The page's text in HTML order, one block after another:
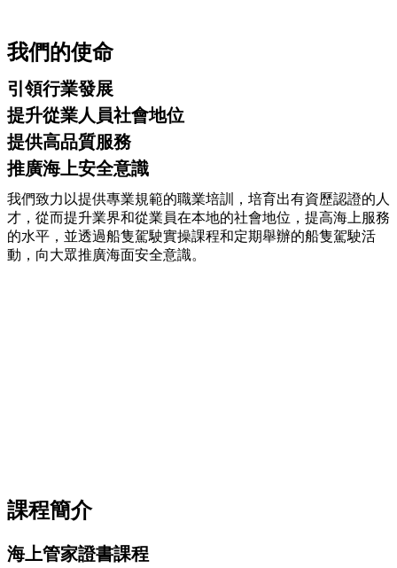
我們的使命
引領行業發展
提升從業人員社會地位
提供高品質服務
推廣海上安全意識
我們致力以提供專業規範的職業培訓，培育出有資歷認證的人
才，從而提升業界和從業員在本地的社會地位，提高海上服務
的水平，並透過船隻駕駛實操課程和定期舉辦的船隻駕駛活
動，向大眾推廣海面安全意識。
課程簡介
海上管家證書課程